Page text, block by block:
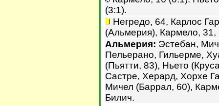
(3:1).
Негредо, 64, Карлос
(Альмерия), Кармело, 31,
Альмерия: Эстебан,
Пельерано, Гильерме,
(Пьятти, 83), Ньето
Састре, Херард, Хорхе
Мичел (Баррал, 60),
Билич.